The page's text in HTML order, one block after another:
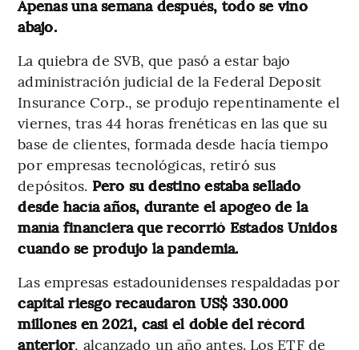
Apenas una semana después, todo se vino
abajo.
La quiebra de SVB, que pasó a estar bajo
administración judicial de la Federal Deposit
Insurance Corp., se produjo repentinamente el
viernes, tras 44 horas frenéticas en las que su
base de clientes, formada desde hacía tiempo
por empresas tecnológicas, retiró sus
depósitos. Pero su destino estaba sellado
desde hacía años, durante el apogeo de la
manía financiera que recorrió Estados Unidos
cuando se produjo la pandemia.
Las empresas estadounidenses respaldadas por
capital riesgo recaudaron US$ 330.000
millones en 2021, casi el doble del récord
anterior, alcanzado un año antes. Los ETF de